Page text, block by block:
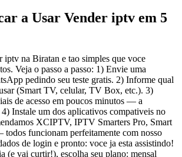
a Usar Vender iptv em 5
iptv na Biratan e tao simples que voce
Veja o passo a passo: 1) Envie uma
pedindo seu teste gratis. 2) Informe qual
(Smart TV, celular, TV Box, etc.). 3)
de acesso em poucos minutos — a
Instale um dos aplicativos compativeis no
XCIPTV, IPTV Smarters Pro, Smart
funcionam perfeitamente com nosso
de login e pronto: voce ja esta assistindo!
(e vai curtir!), escolha seu plano: mensal